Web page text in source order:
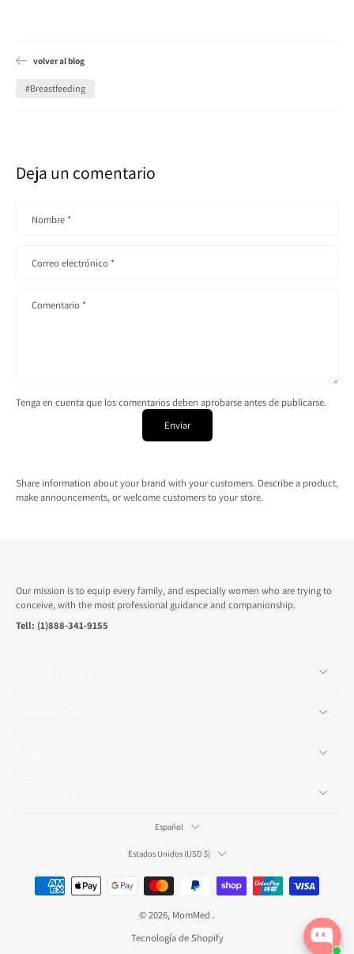
volver al blog
#Breastfeeding
Deja un comentario
Nombre *
Correo electrónico *
Comentario *
Tenga en cuenta que los comentarios deben aprobarse antes de publicarse.
Enviar
Share information about your brand with your customers. Describe a product,
make announcements, or welcome customers to your store.
Our mission is to equip every family, and especially women who are trying to
conceive, with the most professional guidance and companionship.
Tell: (1)888-341-9155
Español
Estados Unidos ‎(USD $)‎
© 2026, MomMed .
Tecnología de Shopify